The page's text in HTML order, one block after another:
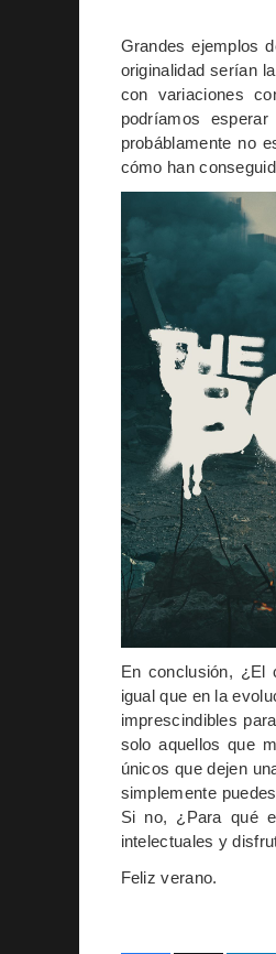
Grandes ejemplos
originalidad serían
con variaciones
podríamos
probáblamente no
cómo han
En conclusión, ¿El
igual que en la
imprescindibles
solo aquellos que
únicos que dejen
simplemente
Si no, ¿Para qué
intelectuales y
Feliz verano.